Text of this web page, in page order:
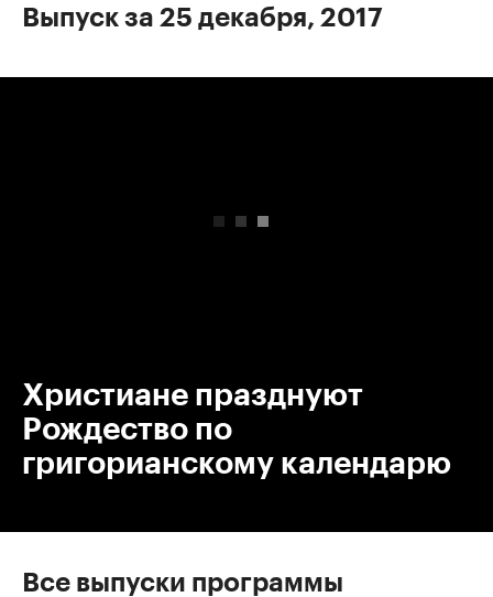
Выпуск за 25 декабря, 2017
Христиане празднуют
Рождество по
григорианскому календарю
Все выпуски программы